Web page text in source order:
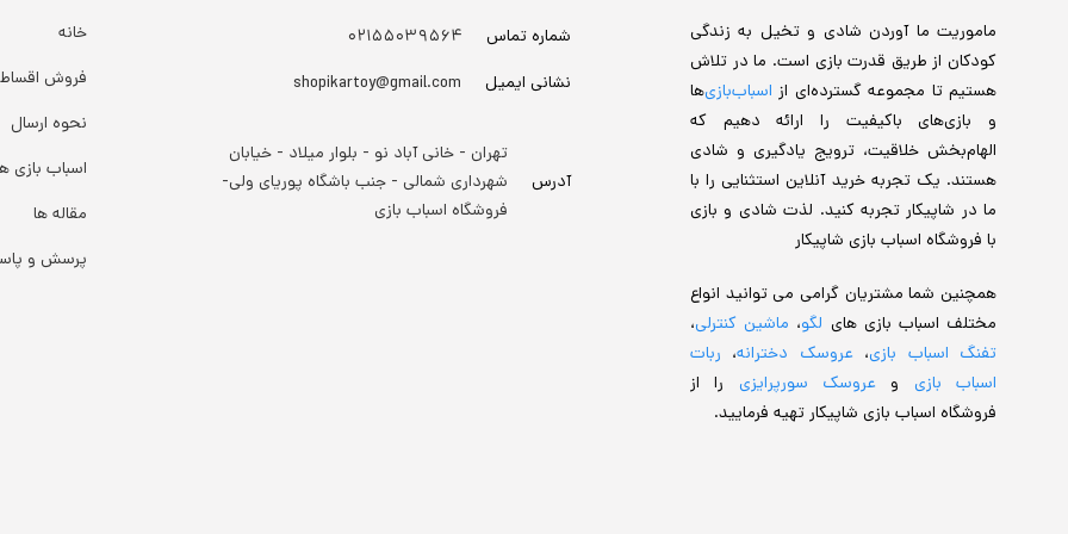
ماموریت ما آوردن شادی و تخیل به زندگی
کودکان از طریق قدرت بازی است. ما در تلاش
هستیم تا مجموعه گسترده‌ای از اسباب‌بازی‌ها
و بازی‌های باکیفیت را ارائه دهیم که
الهام‌بخش خلاقیت، ترویج یادگیری و شادی
هستند. یک تجربه خرید آنلاین استثنایی را با
ما در شاپیکار تجربه کنید. لذت شادی و بازی
با فروشگاه اسباب بازی شاپیکار
همچنین شما مشتریان گرامی می توانید انواع
مختلف اسباب بازی های لگو، ماشین کنترلی،
تفنگ اسباب بازی، عروسک دخترانه، ربات
اسباب بازی و عروسک سورپرایزی را از
فروشگاه اسباب بازی شاپیکار تهیه فرمایید.
شماره تماس
۰۲۱۵۵۰۳۹۵۶۴
نشانی ایمیل
shopikartoy@gmail.com
آدرس
تهران - خانی آباد نو - بلوار میلاد - خیابان
شهرداری شمالی - جنب باشگاه پوریای ولی-
فروشگاه اسباب بازی
خانه
فروش
نحوه ارسال
اسباب بازی
مقاله ها
پرسش و